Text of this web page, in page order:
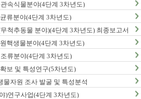
속식물분야(4단계 3차년도)
류분야(4단계 3차년도)
척추동물 분야)(4단계 3차년도) 최종보고서
핵생물분야(4단계 3차년도)
류분야(4단계 3차년도)
보 및 특성연구(5차년도)
자원 조사 발굴 및 특성분석
)연구사업(4단계 3차년도)